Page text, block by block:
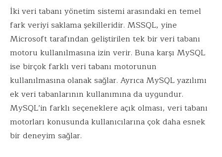
İki veri tabanı yönetim sistemi arasındaki en temel
fark veriyi saklama şekilleridir. MSSQL, yine
Microsoft tarafından geliştirilen tek bir veri tabanı
motoru kullanılmasına izin verir. Buna karşı MySQL
ise birçok farklı veri tabanı motorunun
kullanılmasına olanak sağlar. Ayrıca MySQL yazılımı
ek veri tabanlarının kullanımına da uygundur.
MySQL’in farklı seçeneklere açık olması, veri tabanı
motorları konusunda kullanıcılarına çok daha esnek
bir deneyim sağlar.